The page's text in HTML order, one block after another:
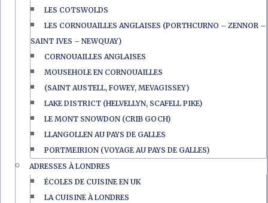
LES COTSWOLDS
LES CORNOUAILLES ANGLAISES (PORTHCURNO – ZENNOR –
SAINT IVES – NEWQUAY)
CORNOUAILLES ANGLAISES
MOUSEHOLE EN CORNOUAILLES
(SAINT AUSTELL, FOWEY, MEVAGISSEY)
LAKE DISTRICT (HELVELLYN, SCAFELL PIKE)
LE MONT SNOWDON (CRIB GOCH)
LLANGOLLEN AU PAYS DE GALLES
PORTMEIRION (VOYAGE AU PAYS DE GALLES)
ADRESSES À LONDRES
ÉCOLES DE CUISINE EN UK
LA CUISINE À LONDRES